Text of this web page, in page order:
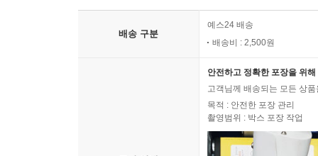
배송 구분
예스24 배송
배송비 : 2,500원
안전하고 정확한 포장을 위
고객님께 배송되는 모든 상
목적 : 안전한 포장 관리
촬영범위 : 박스 포장 작업